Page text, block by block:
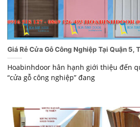
Giá Rẻ Cửa Gỗ Công Nghiệp Tại Quận 5,
Hoabinhdoor hân hạnh giới thiệu đến
“cửa gỗ công nghiệp” đang